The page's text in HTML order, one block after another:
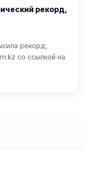
рекорд,
рекорд,
со ссылкой на